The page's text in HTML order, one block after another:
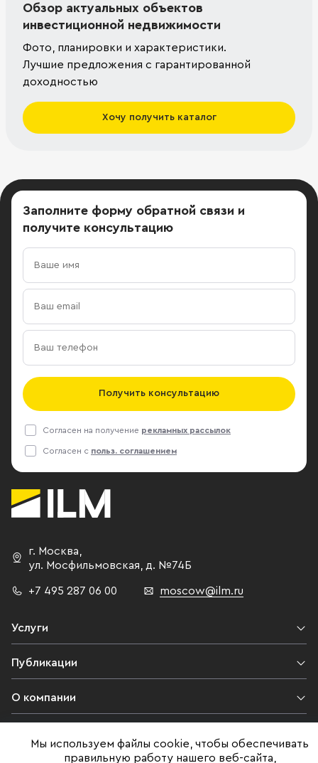
Обзор актуальных объектов
инвестиционной недвижимости
Фото, планировки и характеристики.
Лучшие предложения с гарантированной
доходностью
Хочу получить каталог
Заполните форму обратной связи и
получите консультацию
Получить консультацию
Согласен на получение рекламных рассылок
Согласен с польз. соглашением
г. Москва
ул. Мосфильмовская,
д. №74Б
+7 495 287 06 00 moscow@ilm.ru
Услуги
Публикации
О компании
Мы используем файлы cookie, чтобы обеспечивать
правильную работу нашего веб-сайта,